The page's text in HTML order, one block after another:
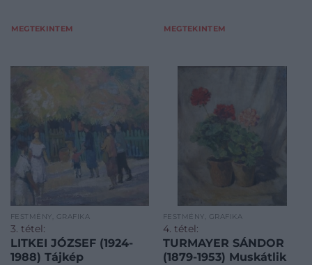
MEGTEKINTEM MEGTEKINTEM
FESTMÉNY, GRAFIKA
3. tétel:
LITKEI JÓZSEF (1924-
1988) Tájkép
FESTMÉNY, GRAFIKA
4. tétel:
TURMAYER SÁNDOR
(1879-1953) Muskátlik